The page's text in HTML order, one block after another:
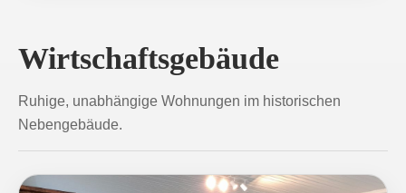
Wirtschaftsgebäude
Ruhige, unabhängige Wohnungen im historischen
Nebengebäude.